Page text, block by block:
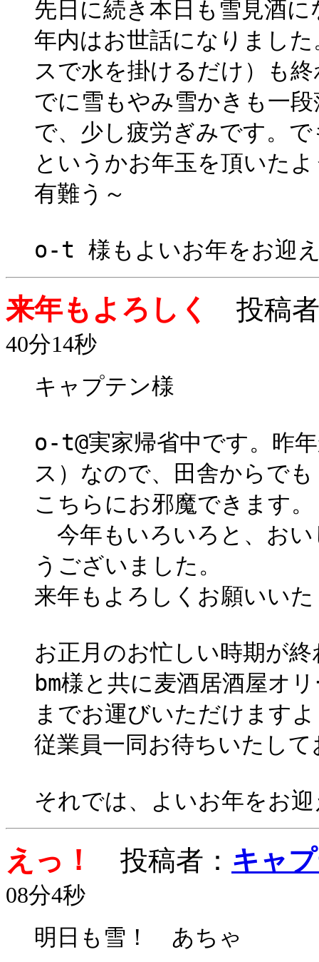
先日に続き本日も雪見酒
年内はお世話になりまし
スで水を掛けるだけ）も
でに雪もやみ雪かきも一
で、少し疲労ぎみです。
というかお年玉を頂いた
有難う～
o-t 様もよいお年をお迎
来年もよろしく 投稿
40分14秒
キャプテン様
o-t@実家帰省中です。昨
ス）なので、田舎からでも
こちらにお邪魔できます。
今年もいろいろと、おい
うございました。
来年もよろしくお願いい
お正月のお忙しい時期が
bm様と共に麦酒居酒屋オ
までお運びいただけます
従業員一同お待ちいたし
それでは、よいお年をお
えっ！ 投稿者： キャ
08分4秒
明日も雪！ あちゃ